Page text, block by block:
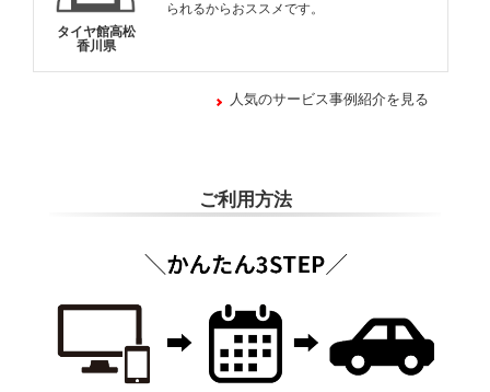
タイヤ館高松
香川県
られるからおススメです。
人気のサービス事例紹介を見る
ご利用方法